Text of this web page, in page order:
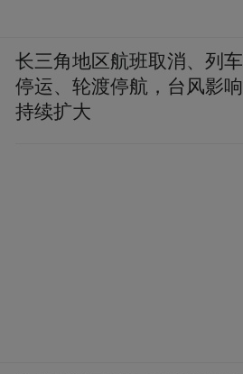
长三角地区航班取消、列车
停运、轮渡停航，台风影响
持续扩大